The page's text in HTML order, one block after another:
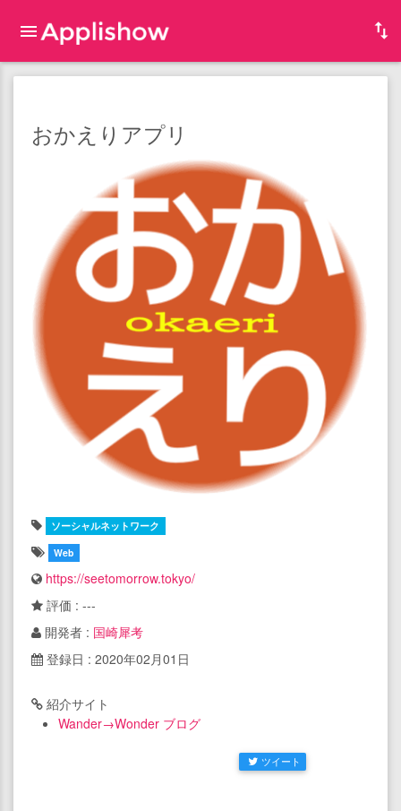
おかえりアプリ
ソーシャルネットワーク
Web
https://seetomorrow.tokyo/
評価 : ---
開発者 : 国崎犀考
登録日 : 2020年02月01日
紹介サイト
Wander→Wonder ブログ
ツイート